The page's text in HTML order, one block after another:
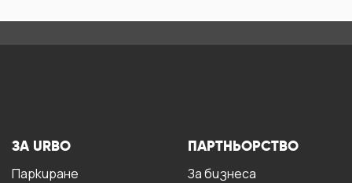
ЗА URBO
Паркиране
ПАРТНЬОРСТВО
За бизнесa